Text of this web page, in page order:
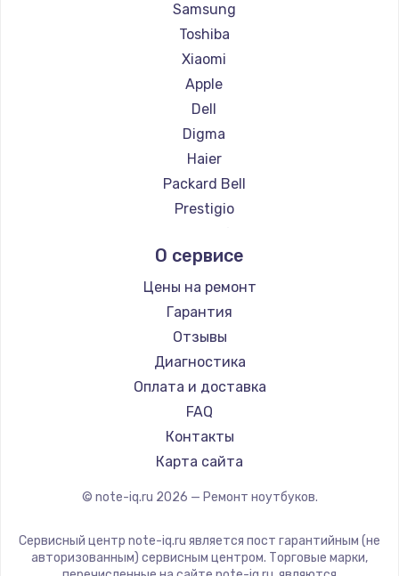
Ремонт ноутбуков Panasonic
Ремонт ноутбуков Irbis
Ремонт ноутбуков Thunderobot
Ремонт ноутбуков Hasee
Ремонт ноутбуков ZTE
Ремонт ноутбуков Hiper
Ремонт ноутбуков Evga
Ремонт ноутбуков Google
Ремонт ноутбуков Echips
Ремонт ноутбуков Predator
Ремонт ноутбуков iru
Ремонт ноутбуков Machenike
Ремонт ноутбуков DEXP
Ремонт ноутбуков Teclast
Ремонт ноутбуков CHUWI
Ремонт ноутбуков Colorful
Samsung
Toshiba
Xiaomi
Apple
Dell
Digma
Haier
Packard Bell
Prestigio
Alienware
Aquarius
Gigabyte
Aorus
Maibenben
Epson
Philips
LG
Panasonic
ZTE
О сервисе
Цены на ремонт
Гарантия
Отзывы
Диагностика
Оплата и доставка
FAQ
Контакты
Карта сайта
© note-iq.ru 2026 — Ремонт ноутбуков.
Сервисный центр note-iq.ru является пост гарантийным (не
авторизованным) сервисным центром. Торговые марки,